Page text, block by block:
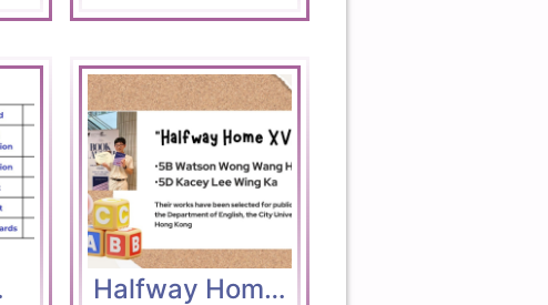
賽 Halfway Home XVI